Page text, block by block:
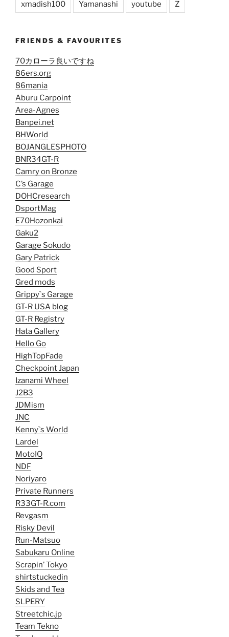
xmadish100 Yamanashi youtube Z
FRIENDS & FAVOURITES
70カローラ良いですね
86ers.org
86mania
Aburu Carpoint
Area-Agnes
Banpei.net
BHWorld
BOJANGLESPHOTO
BNR34GT-R
Camry on Bronze
C’s Garage
DOHCresearch
DsportMag
E70Hozonkai
Gaku2
Garage Sokudo
Gary Patrick
Good Sport
Gred mods
Grippy`s Garage
GT-R USA blog
GT-R Registry
Hata Gallery
Hello Go
HighTopFade
Checkpoint Japan
Izanami Wheel
J2B3
JDMism
JNC
Kenny`s World
Lardel
MotoIQ
NDF
Noriyaro
Private Runners
R33GT-R.com
Revgasm
Risky Devil
Run-Matsuo
Sabukaru Online
Scrapin’ Tokyo
shirtstuckedin
Skids and Tea
SLPERY
Streetchic.jp
Team Tekno